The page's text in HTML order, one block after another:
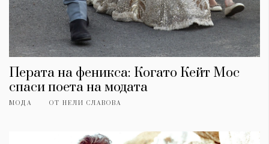
Перата на феникса: Когато Кейт Мос
спаси поета на модата
МОДА ОТ НЕЛИ СЛАВОВА